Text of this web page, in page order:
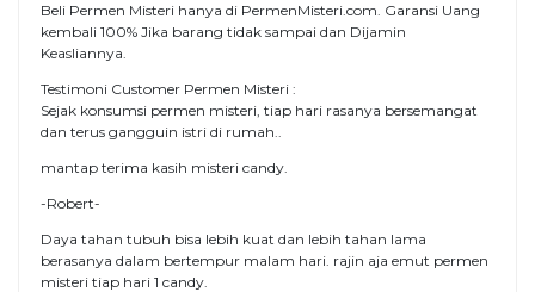
Beli Permen Misteri hanya di PermenMisteri.com. Garansi Uang
kembali 100% Jika barang tidak sampai dan Dijamin
Keasliannya.
Testimoni Customer Permen Misteri :
Sejak konsumsi permen misteri, tiap hari rasanya bersemangat
dan terus gangguin istri di rumah..
mantap terima kasih misteri candy.
-Robert-
Daya tahan tubuh bisa lebih kuat dan lebih tahan lama
berasanya dalam bertempur malam hari. rajin aja emut permen
misteri tiap hari 1 candy.